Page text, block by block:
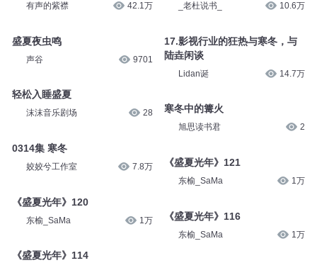
有声的紫襟 42.1万
盛夏夜虫鸣
声谷 9701
轻松入睡盛夏
沫沫音乐剧场 28
0314集 寒冬
姣姣兮工作室 7.8万
《盛夏光年》120
东榆_SaMa 1万
《盛夏光年》114
_老杜说书_ 10.6万
17.影视行业的狂热与寒冬，与
陆垚闲谈
Lidan诞 14.7万
寒冬中的篝火
旭思读书君 2
《盛夏光年》121
东榆_SaMa 1万
《盛夏光年》116
东榆_SaMa 1万